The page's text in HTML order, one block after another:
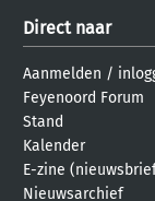
Direct naar
Aanmelden /
Feyenoord Forum
Stand
Kalender
E-zine
Nieuwsarchief